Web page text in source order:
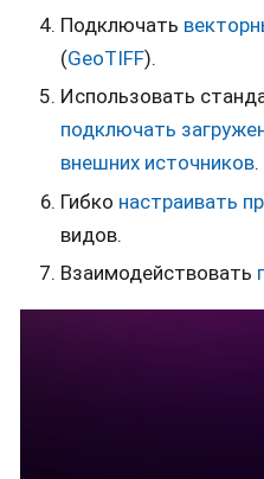
Подключать
(GeoTIFF).
Использовать
подключать
внешних источников.
Гибко настраивать
видов.
Взаимодействовать